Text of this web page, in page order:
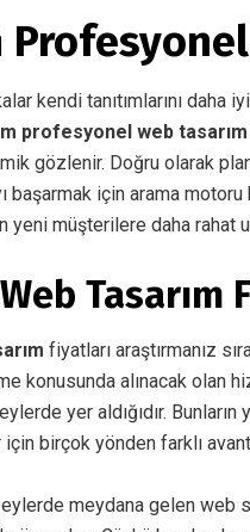
kendi tanıtımlarını
profesyonel web tasarım
gözlenir. Doğru olarak
başarmak için arama motoru
müşterilere daha rahat
Tasarım
fiyatları araştırmanız
konusunda alınacak olan
yer aldığıdır.
için birçok yönden farklı
meydana gelen web